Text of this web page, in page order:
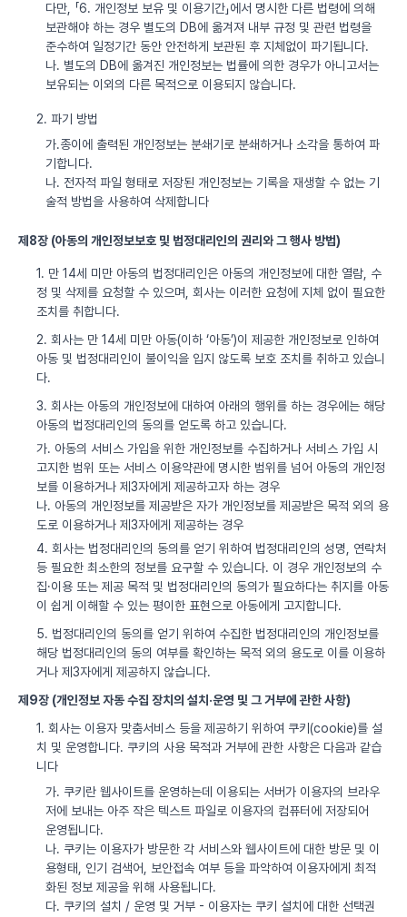
다만, 「6. 개인정보 보유 및 이용기간」에서 명시한 다른 법령에 의해
보관해야 하는 경우 별도의 DB에 옮겨져 내부 규정 및 관련 법령을
준수하여 일정기간 동안 안전하게 보관된 후 지체없이 파기됩니다.
나. 별도의 DB에 옮겨진 개인정보는 법률에 의한 경우가 아니고서는
보유되는 이외의 다른 목적으로 이용되지 않습니다.
2. 파기 방법
가.종이에 출력된 개인정보는 분쇄기로 분쇄하거나 소각을 통하여 파
기합니다.
나. 전자적 파일 형태로 저장된 개인정보는 기록을 재생할 수 없는 기
술적 방법을 사용하여 삭제합니다
제8장 (아동의 개인정보보호 및 법정대리인의 권리와 그 행사 방법)
1. 만 14세 미만 아동의 법정대리인은 아동의 개인정보에 대한 열람, 수
정 및 삭제를 요청할 수 있으며, 회사는 이러한 요청에 지체 없이 필요한
조치를 취합니다.
2. 회사는 만 14세 미만 아동(이하 ‘아동’)이 제공한 개인정보로 인하여
아동 및 법정대리인이 불이익을 입지 않도록 보호 조치를 취하고 있습니
다.
3. 회사는 아동의 개인정보에 대하여 아래의 행위를 하는 경우에는 해당
아동의 법정대리인의 동의를 얻도록 하고 있습니다.
가. 아동의 서비스 가입을 위한 개인정보를 수집하거나 서비스 가입 시
고지한 범위 또는 서비스 이용약관에 명시한 범위를 넘어 아동의 개인정
보를 이용하거나 제3자에게 제공하고자 하는 경우
나. 아동의 개인정보를 제공받은 자가 개인정보를 제공받은 목적 외의 용
도로 이용하거나 제3자에게 제공하는 경우
4. 회사는 법정대리인의 동의를 얻기 위하여 법정대리인의 성명, 연락처
등 필요한 최소한의 정보를 요구할 수 있습니다. 이 경우 개인정보의 수
집·이용 또는 제공 목적 및 법정대리인의 동의가 필요하다는 취지를 아동
이 쉽게 이해할 수 있는 평이한 표현으로 아동에게 고지합니다.
5. 법정대리인의 동의를 얻기 위하여 수집한 법정대리인의 개인정보를
해당 법정대리인의 동의 여부를 확인하는 목적 외의 용도로 이를 이용하
거나 제3자에게 제공하지 않습니다.
제9장 (개인정보 자동 수집 장치의 설치·운영 및 그 거부에 관한 사항)
1. 회사는 이용자 맞춤서비스 등을 제공하기 위하여 쿠키(cookie)를 설
치 및 운영합니다. 쿠키의 사용 목적과 거부에 관한 사항은 다음과 같습
니다
가. 쿠키란 웹사이트를 운영하는데 이용되는 서버가 이용자의 브라우
저에 보내는 아주 작은 텍스트 파일로 이용자의 컴퓨터에 저장되어
운영됩니다.
나. 쿠키는 이용자가 방문한 각 서비스와 웹사이트에 대한 방문 및 이
용형태, 인기 검색어, 보안접속 여부 등을 파악하여 이용자에게 최적
화된 정보 제공을 위해 사용됩니다.
다. 쿠키의 설치 / 운영 및 거부 - 이용자는 쿠키 설치에 대한 선택권